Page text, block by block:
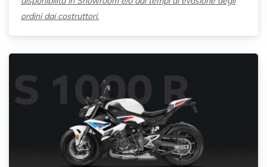
ordini dai costruttori.